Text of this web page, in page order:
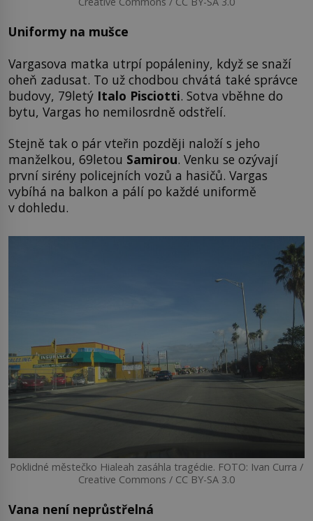
Uniformy na mušce
Vargasova matka utrpí popáleniny, když se snaží
oheň zadusat. To už chodbou chvátá také správce
budovy, 79letý Italo Pisciotti. Sotva vběhne do
bytu, Vargas ho nemilosrdně odstřelí.
Stejně tak o pár vteřin později naloží s jeho
manželkou, 69letou Samirou. Venku se ozývají
první sirény policejních vozů a hasičů. Vargas
vybíhá na balkon a pálí po každé uniformě
v dohledu.
Poklidné městečko Hialeah zasáhla tragédie. FOTO: Ivan Curra /
Creative Commons / CC BY-SA 3.0
Vana není neprůstřelná